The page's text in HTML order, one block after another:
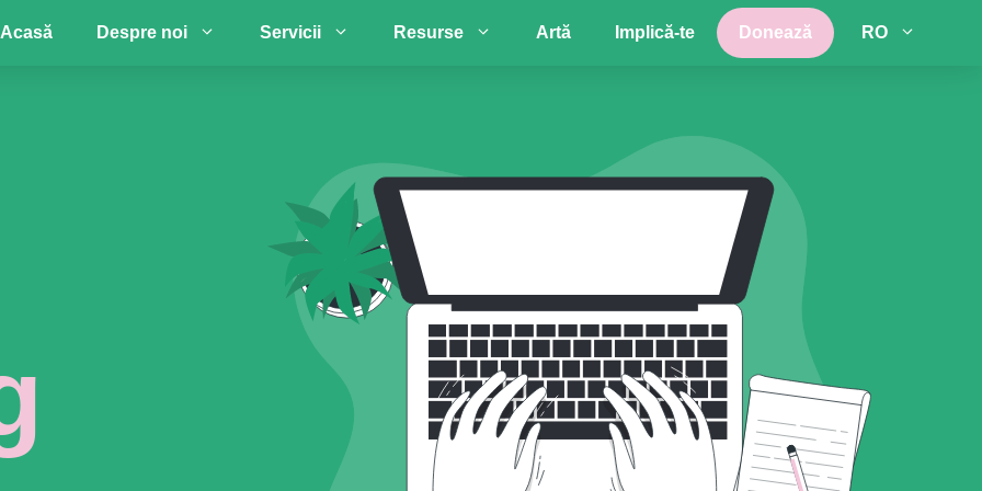
Acasă Despre noi Servicii Resurse Artă Implică-te Donează RO